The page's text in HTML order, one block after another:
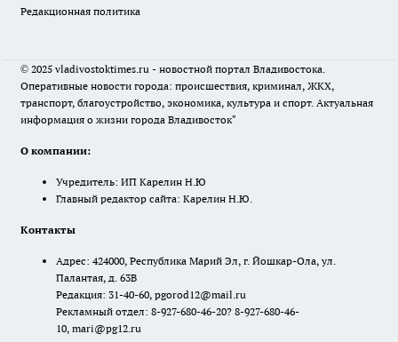
Редакционная политика
© 2025 vladivostoktimes.ru - новостной портал Владивостока.
Оперативные новости города: происшествия, криминал, ЖКХ,
транспорт, благоустройство, экономика, культура и спорт. Актуальная
информация о жизни города Владивосток"
О компании:
Учредитель: ИП Карелин Н.Ю
Главный редактор сайта: Карелин Н.Ю.
Контакты
Адрес: 424000, Республика Марий Эл, г. Йошкар-Ола, ул.
Палантая, д. 63В
Редакция: 31-40-60, pgorod12@mail.ru
Рекламный отдел: 8-927-680-46-20? 8-927-680-46-
10, mari@pg12.ru